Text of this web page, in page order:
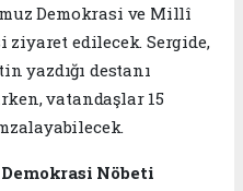
Demokrasi ve Millî
edilecek. Sergide,
yazdığı destanı
vatandaşlar 15
Nöbeti